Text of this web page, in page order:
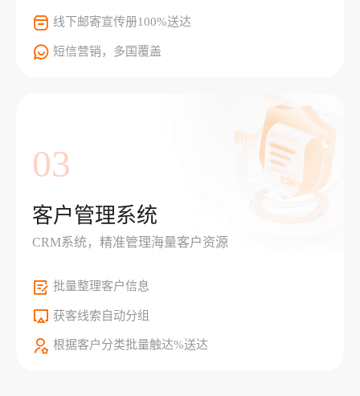
线下邮寄宣传册100%送达
短信营销，多国覆盖
03
客户管理系统
CRM系统，精准管理海量客户资源
批量整理客户信息
获客线索自动分组
根据客户分类批量触达%送达